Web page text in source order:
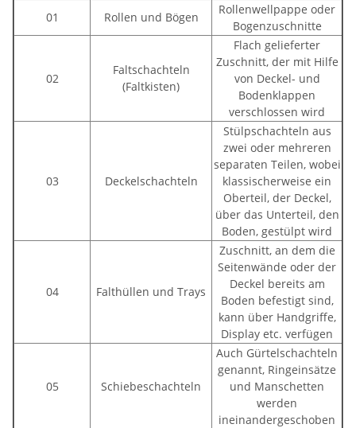
01
Rollen und Bögen
Rollenwellpappe oder
Bogenzuschnitte
02
Faltschachteln
(Faltkisten)
Flach gelieferter
Zuschnitt, der mit Hilfe
von Deckel- und
Bodenklappen
verschlossen wird
03 Deckelschachteln
Stülpschachteln aus
zwei oder mehreren
separaten Teilen, wobei
klassischerweise ein
Oberteil, der Deckel,
über das Unterteil, den
Boden, gestülpt wird
04 Falthüllen und Trays
Zuschnitt, an dem die
Seitenwände oder der
Deckel bereits am
Boden befestigt sind,
kann über Handgriffe,
Display etc. verfügen
05 Schiebeschachteln
Auch Gürtelschachteln
genannt, Ringeinsätze
und Manschetten
werden
ineinandergeschoben